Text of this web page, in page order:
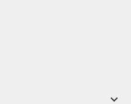
keyboard_arrow_down